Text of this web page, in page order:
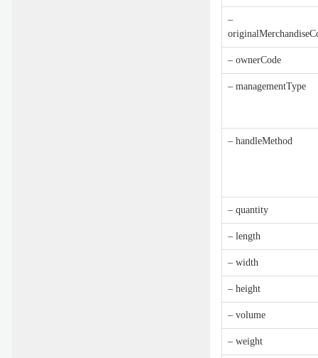
–
– ownerCode
– managementType
– handleMethod
– quantity
– length
– width
– height
– volume
– weight